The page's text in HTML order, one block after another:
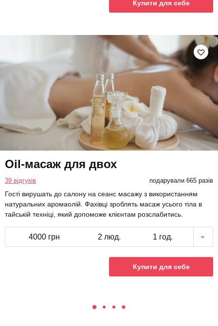
Купити для себе
Oil-масаж для двох
39 відгуків подарували 665 разів
Гості вирушать до салону на сеанс масажу з використанням
натуральних аромаолій. Фахівці зроблять масаж усього тіла в
тайській техніці, який допоможе клієнтам розслабитись.
4000 грн 2 люд. 1 год.
Купити для себе